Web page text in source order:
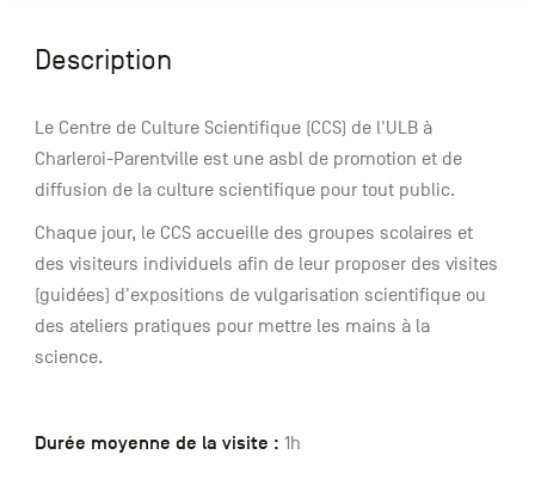
Description
Le Centre de Culture Scientifique (CCS) de l'ULB à
Charleroi-Parentville est une asbl de promotion et de
diffusion de la culture scientifique pour tout public.
Chaque jour, le CCS accueille des groupes scolaires et
des visiteurs individuels afin de leur proposer des visites
(guidées) d'expositions de vulgarisation scientifique ou
des ateliers pratiques pour mettre les mains à la
science.
Durée moyenne de la visite : 1h